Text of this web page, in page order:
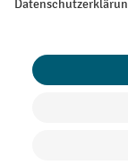
¹ Der Rabatt gilt so
Erstregistrierung
Tage gültig und
eingelöst werden.
Arbeitsschutz | 5%